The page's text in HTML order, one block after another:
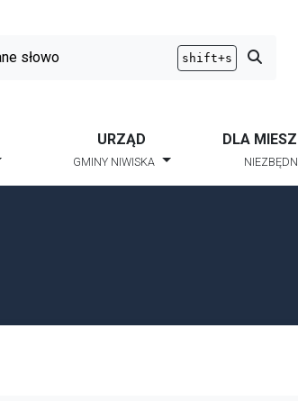
shift+s
URZĄD
GMINY NIWISKA
DLA